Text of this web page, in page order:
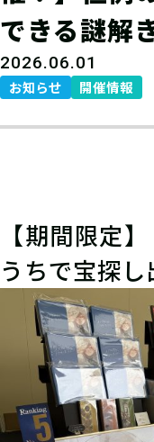
できる謎解
2026.06.01
お知らせ 開催情報
【期間限定
うちで宝探